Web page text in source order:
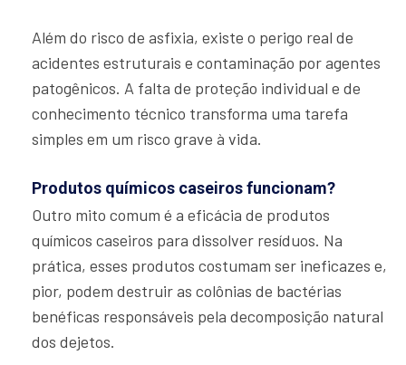
Além do risco de asfixia, existe o perigo real de
acidentes estruturais e contaminação por agentes
patogênicos. A falta de proteção individual e de
conhecimento técnico transforma uma tarefa
simples em um risco grave à vida.
Produtos químicos caseiros funcionam?
Outro mito comum é a eficácia de produtos
químicos caseiros para dissolver resíduos. Na
prática, esses produtos costumam ser ineficazes e,
pior, podem destruir as colônias de bactérias
benéficas responsáveis pela decomposição natural
dos dejetos.